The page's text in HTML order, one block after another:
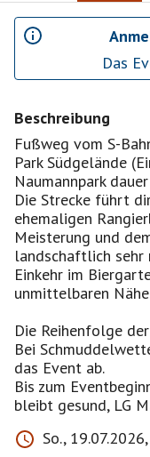
Das
Beschreibung
Fußweg vom S-
Park Südgelände
Naumannpark
Die Strecke führt
ehemaligen
Meisterung und
landschaftlich sehr
Einkehr im
unmittelbaren
Die Reihenfolge
Bei
das Event ab.
Bis zum
So.,